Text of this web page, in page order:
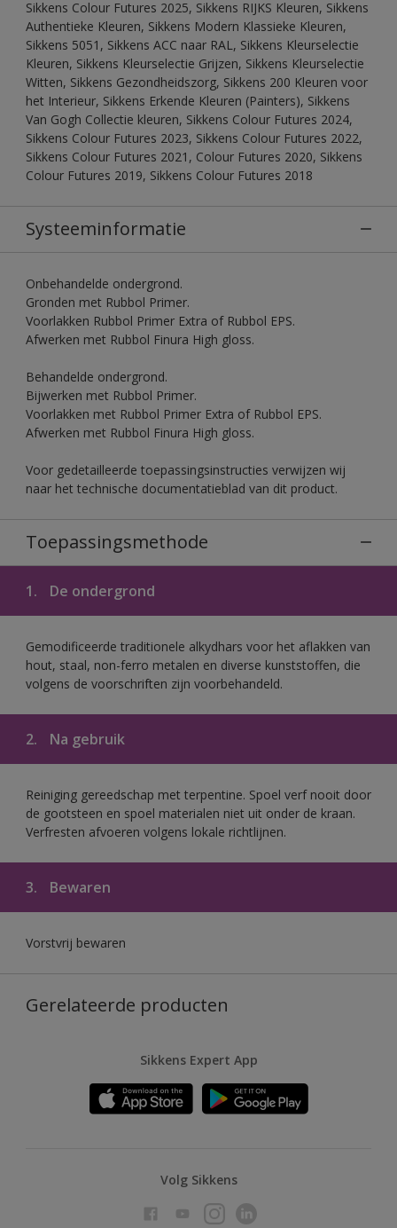
Sikkens Colour Futures 2025, Sikkens RIJKS Kleuren, Sikkens
Authentieke Kleuren, Sikkens Modern Klassieke Kleuren,
Sikkens 5051, Sikkens ACC naar RAL, Sikkens Kleurselectie
Kleuren, Sikkens Kleurselectie Grijzen, Sikkens Kleurselectie
Witten, Sikkens Gezondheidszorg, Sikkens 200 Kleuren voor
het Interieur, Sikkens Erkende Kleuren (Painters), Sikkens
Van Gogh Collectie kleuren, Sikkens Colour Futures 2024,
Sikkens Colour Futures 2023, Sikkens Colour Futures 2022,
Sikkens Colour Futures 2021, Colour Futures 2020, Sikkens
Colour Futures 2019, Sikkens Colour Futures 2018
Systeeminformatie
Onbehandelde ondergrond.
Gronden met Rubbol Primer.
Voorlakken Rubbol Primer Extra of Rubbol EPS.
Afwerken met Rubbol Finura High gloss.
Behandelde ondergrond.
Bijwerken met Rubbol Primer.
Voorlakken met Rubbol Primer Extra of Rubbol EPS.
Afwerken met Rubbol Finura High gloss.
Voor gedetailleerde toepassingsinstructies verwijzen wij
naar het technische documentatieblad van dit product.
Toepassingsmethode
1. De ondergrond
Gemodificeerde traditionele alkydhars voor het aflakken van
hout, staal, non-ferro metalen en diverse kunststoffen, die
volgens de voorschriften zijn voorbehandeld.
2. Na gebruik
Reiniging gereedschap met terpentine. Spoel verf nooit door
de gootsteen en spoel materialen niet uit onder de kraan.
Verfresten afvoeren volgens lokale richtlijnen.
3. Bewaren
Vorstvrij bewaren
Gerelateerde producten
Sikkens Expert App
Volg Sikkens